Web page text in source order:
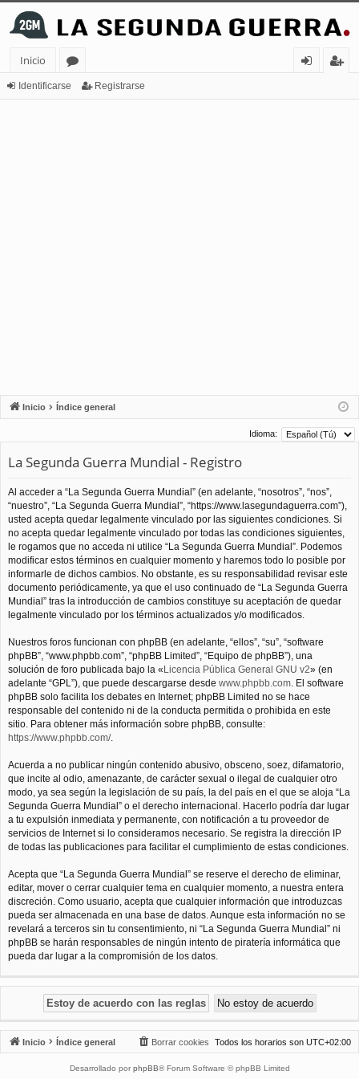
Inicio
or
Identificarse Registrarse
Inicio Índice general
Idioma:
La Segunda Guerra Mundial - Registro
Al acceder a “La Segunda Guerra Mundial” (en adelante, “nosotros”, “nos”,
“nuestro”, “La Segunda Guerra Mundial”, “https://www.lasegundaguerra.com”),
usted acepta quedar legalmente vinculado por las siguientes condiciones. Si
no acepta quedar legalmente vinculado por todas las condiciones siguientes,
le rogamos que no acceda ni utilice “La Segunda Guerra Mundial”. Podemos
modificar estos términos en cualquier momento y haremos todo lo posible por
informarle de dichos cambios. No obstante, es su responsabilidad revisar este
documento periódicamente, ya que el uso continuado de “La Segunda Guerra
Mundial” tras la introducción de cambios constituye su aceptación de quedar
legalmente vinculado por los términos actualizados y/o modificados.
Nuestros foros funcionan con phpBB (en adelante, “ellos”, “su”, “software
phpBB”, “www.phpbb.com”, “phpBB Limited”, “Equipo de phpBB”), una
solución de foro publicada bajo la «Licencia Pública General GNU v2» (en
adelante “GPL”), que puede descargarse desde www.phpbb.com. El software
phpBB solo facilita los debates en Internet; phpBB Limited no se hace
responsable del contenido ni de la conducta permitida o prohibida en este
sitio. Para obtener más información sobre phpBB, consulte:
https://www.phpbb.com/.
Acuerda a no publicar ningún contenido abusivo, obsceno, soez, difamatorio,
que incite al odio, amenazante, de carácter sexual o ilegal de cualquier otro
modo, ya sea según la legislación de su país, la del país en el que se aloja “La
Segunda Guerra Mundial” o el derecho internacional. Hacerlo podría dar lugar
a tu expulsión inmediata y permanente, con notificación a tu proveedor de
servicios de Internet si lo consideramos necesario. Se registra la dirección IP
de todas las publicaciones para facilitar el cumplimiento de estas condiciones.
Acepta que “La Segunda Guerra Mundial” se reserve el derecho de eliminar,
editar, mover o cerrar cualquier tema en cualquier momento, a nuestra entera
discreción. Como usuario, acepta que cualquier información que introduzcas
pueda ser almacenada en una base de datos. Aunque esta información no se
revelará a terceros sin tu consentimiento, ni “La Segunda Guerra Mundial” ni
phpBB se harán responsables de ningún intento de piratería informática que
pueda dar lugar a la compromisión de los datos.
Inicio Índice general Todos los horarios son UTC+02:00
Borrar cookies
Desarrollado por phpBB® Forum Software © phpBB Limited